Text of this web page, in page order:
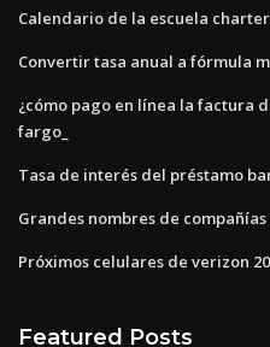
Calendario de la escuela
Convertir tasa anual a fórmula
¿cómo pago en línea la factura
fargo_
Tasa de interés del préstamo
Grandes nombres de
Próximos celulares de verizon
Featured Posts